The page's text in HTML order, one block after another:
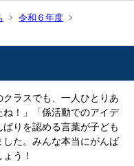
令和６年度
ラスでも、一人ひとり あ
！」「係活動でのアイデ
りを認める言葉が子ども
た。みんな本当にがんば
う！